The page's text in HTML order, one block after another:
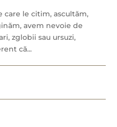
care le citim, ascultăm,
avem nevoie de
zglobii sau ursuzi,
că...